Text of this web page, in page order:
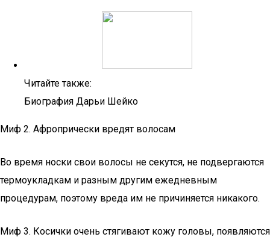
Читайте также:
Биография Дарьи Шейко
Миф 2. Афропрически вредят волосам
Во время носки свои волосы не секутся, не подвергаются
термоукладкам и разным другим ежедневным
процедурам, поэтому вреда им не причиняется никакого.
Миф 3. Косички очень стягивают кожу головы, появляются